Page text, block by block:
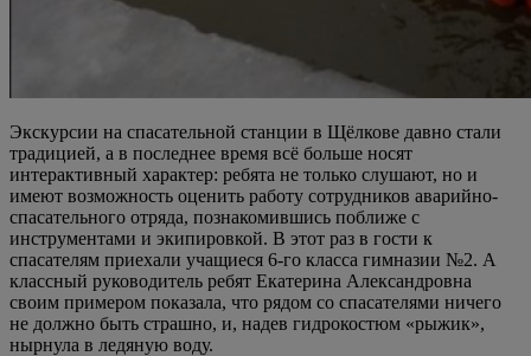
Экскурсии на спасательной станции в Щёлкове давно стали
традицией, а в последнее время всё больше носят
интерактивный характер: ребята не только слушают, но и
имеют возможность оценить работу сотрудников аварийно-
спасательного отряда, познакомившись поближе с
инструментами и экипировкой. В этот раз в гости к
спасателям приехали учащиеся 6-го класса гимназии №2. А
классный руководитель ребят Екатерина Александровна
своим примером показала, что рядом со спасателями ничего
не должно быть страшно, и, надев гидрокостюм «рыжик»,
нырнула в ледяную воду.